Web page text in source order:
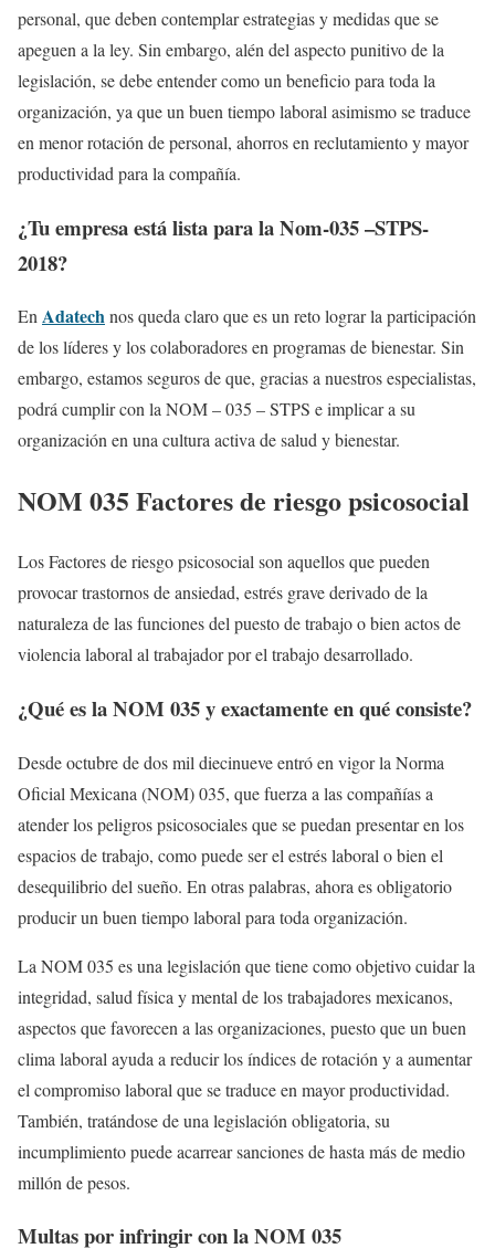
personal, que deben contemplar estrategias y medidas que se
apeguen a la ley. Sin embargo, alén del aspecto punitivo de la
legislación, se debe entender como un beneficio para toda la
organización, ya que un buen tiempo laboral asimismo se traduce
en menor rotación de personal, ahorros en reclutamiento y mayor
productividad para la compañía.
¿Tu empresa está lista para la Nom-035 –STPS-
2018?
EnAdatechnos queda claro que es un reto lograr la participación
de los líderes y los colaboradores en programas de bienestar. Sin
embargo, estamos seguros de que, gracias a nuestros especialistas,
podrá cumplir con la NOM – 035 – STPS e implicar a su
organización en una cultura activa de salud y bienestar.
NOM 035 Factores de riesgo psicosocial
Los Factores de riesgo psicosocial son aquellos que pueden
provocar trastornos de ansiedad, estrés grave derivado de la
naturaleza de las funciones del puesto de trabajo o bien actos de
violencia laboral al trabajador por el trabajo desarrollado.
¿Qué es la NOM 035 y exactamente en qué consiste?
Desde octubre de dos mil diecinueve entró en vigor la Norma
Oficial Mexicana (NOM) 035, que fuerza a las compañías a
atender los peligros psicosociales que se puedan presentar en los
espacios de trabajo, como puede ser el estrés laboral o bien el
desequilibrio del sueño. En otras palabras, ahora es obligatorio
producir un buen tiempo laboral para toda organización.
La NOM 035 es una legislación que tiene como objetivo cuidar la
integridad, salud física y mental de los trabajadores mexicanos,
aspectos que favorecen a las organizaciones, puesto que un buen
clima laboral ayuda a reducir los índices de rotación y a aumentar
el compromiso laboral que se traduce en mayor productividad.
También, tratándose de una legislación obligatoria, su
incumplimiento puede acarrear sanciones de hasta más de medio
millón de pesos.
Multas por infringir con la NOM 035